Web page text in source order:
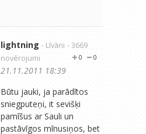
lightning - Līvāni - 3669
novērojumi
0
0
21.11.2011 18:39
Būtu jauki, ja parādītos
sniegputeņi, it sevišķi
pamīšus ar Sauli un
pastāvīgos mīnusiņos, bet